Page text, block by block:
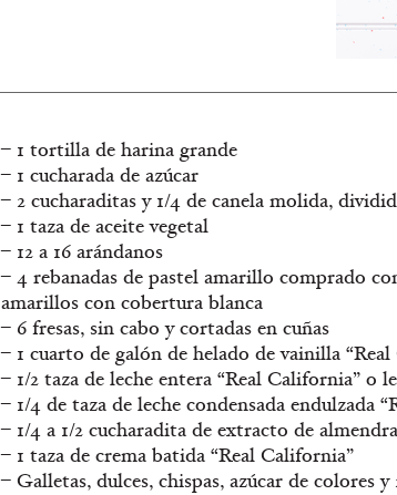
– 1 tortilla de harina grande
– 1 cucharada de azúcar
– 2 cucharaditas y 1/4 de canela molida,
– 1 taza de aceite vegetal
– 12 a 16 arándanos
– 4 rebanadas de pastel amarillo comprado
amarillos con cobertura blanca
– 6 fresas, sin cabo y cortadas en cuñas
– 1 cuarto de galón de helado de vainilla
– 1/2 taza de leche entera “Real California” o
– 1/4 de taza de leche condensada endulzada
– 1/4 a 1/2 cucharadita de extracto de
– 1 taza de crema batida “Real California”
– Galletas, dulces, chispas, azúcar de colores